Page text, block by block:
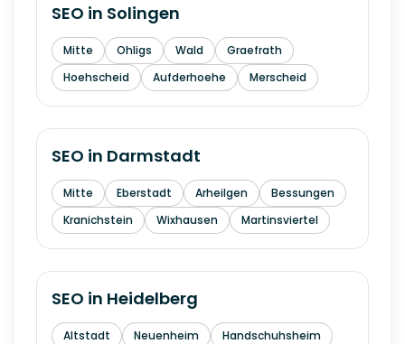
SEO in Solingen
Mitte Ohligs Wald
Graefrath
Hoehscheid
Aufderhoehe Merscheid
SEO in Darmstadt
Mitte Eberstadt Arheilgen
Bessungen
Kranichstein
Wixhausen Martinsviertel
SEO in Heidelberg
Altstadt Neuenheim
Handschuhsheim